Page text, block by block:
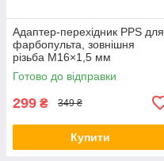
Адаптер-перехідник PPS для
фарбопульта, зовнішня
різьба M16×1,5 мм
Готово до відправки
299 ₴ 349 ₴
Купити